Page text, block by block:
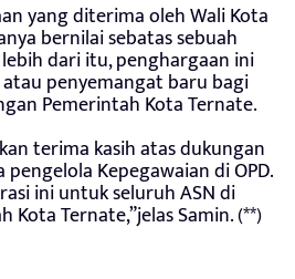
yang diterima oleh Wali Kota
bernilai sebatas sebuah
dari itu, penghargaan ini
penyemangat baru bagi
Pemerintah Kota Ternate.
terima kasih atas dukungan
Kepegawaian di OPD.
ini untuk seluruh ASN di
Ternate,”jelas Samin. (**)